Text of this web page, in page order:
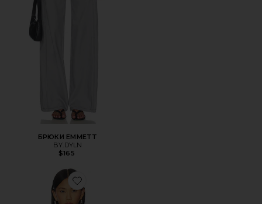
БРЮКИ EMMETT
BY.DYLN
$165
Favorite КУРТКА COOPER